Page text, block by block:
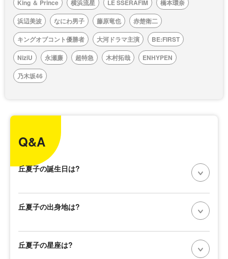
King ＆ Prince
横浜流星 LE SSERAFIM
橋本環奈
浜辺美波
なにわ男子 藤原竜也
赤楚衛二
キングオブコント優勝者
大河ドラマ主演
BE:FIRST
NiziU
永瀬廉 超特急 木村拓哉
ENHYPEN
乃木坂46
Q&A
丘夏子の誕生日は?
丘夏子の出身地は?
丘夏子の星座は?